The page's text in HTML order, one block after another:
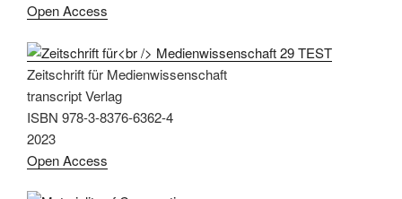
Open Access
Zeitschrift für Medienwissenschaft
transcript Verlag
ISBN 978-3-8376-6362-4
2023
Open Access